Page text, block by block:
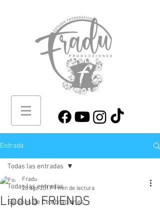
Entrada
Todas las entradas
Salones de Celebraciones
Todas las entradas
Lipdub FRIENDS
Fradu
28 ago 2017 1 min de lectura